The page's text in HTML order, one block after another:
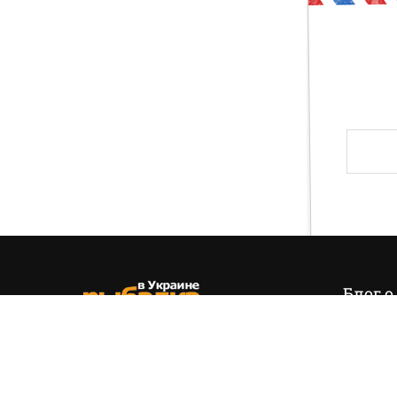
Блог
Друг, тогда предлагаю тебе проверить свои
и хвала! Слава твоя навсегда останется на